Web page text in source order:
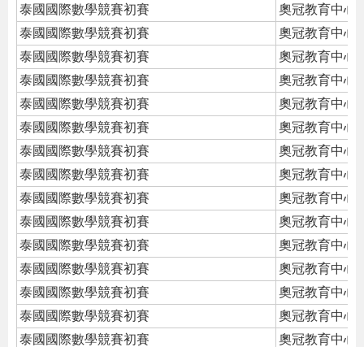
泰國國際數學競賽初賽
奧冠教育中心
泰國國際數學競賽初賽
奧冠教育中心
泰國國際數學競賽初賽
奧冠教育中心
泰國國際數學競賽初賽
奧冠教育中心
泰國國際數學競賽初賽
奧冠教育中心
泰國國際數學競賽初賽
奧冠教育中心
泰國國際數學競賽初賽
奧冠教育中心
泰國國際數學競賽初賽
奧冠教育中心
泰國國際數學競賽初賽
奧冠教育中心
泰國國際數學競賽初賽
奧冠教育中心
泰國國際數學競賽初賽
奧冠教育中心
泰國國際數學競賽初賽
奧冠教育中心
泰國國際數學競賽初賽
奧冠教育中心
泰國國際數學競賽初賽
奧冠教育中心
泰國國際數學競賽初賽
奧冠教育中心